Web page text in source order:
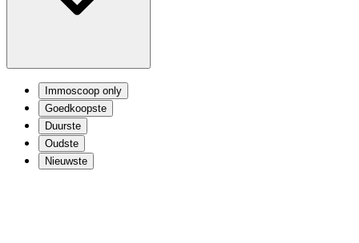
Immoscoop only
Goedkoopste
Duurste
Oudste
Nieuwste